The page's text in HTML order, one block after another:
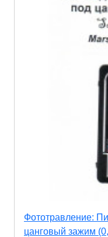
Фототравление:
цанговый зажим